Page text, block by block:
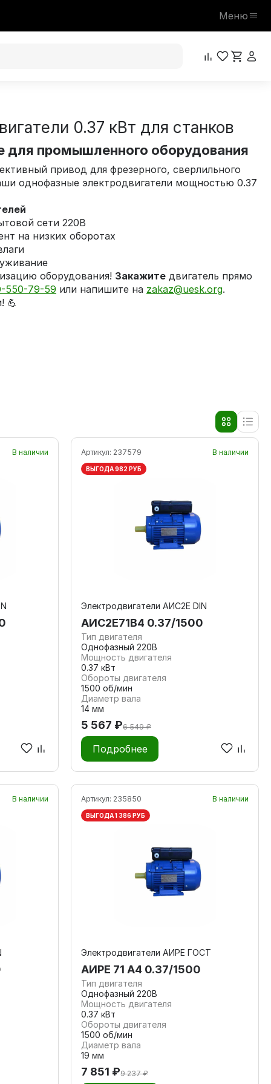
Меню
0.37 кВт для станков
для промышленного оборудования
привод для фрезерного, сверлильного
однофазные электродвигатели мощностью 0.37
сети 220В
на низких оборотах
оборудования! Закажите двигатель прямо
550-79-59 или напишите на zakaz@uesk.org.
💪
В наличии Артикул: 237579 В наличии
ВЫГОДА 982 РУБ
Электродвигатели АИС2Е DIN
АИС2Е71В4 0.37/1500
Тип двигателя
Однофазный 220В
Мощность двигателя
0.37 кВт
Обороты двигателя
1500 об/мин
Диаметр вала
14 мм
5 567 ₽6 549 ₽
Подробнее
В наличии Артикул: 235850 В наличии
ВЫГОДА 1 386 РУБ
Электродвигатели АИРЕ ГОСТ
АИРЕ 71 А4 0.37/1500
Тип двигателя
Однофазный 220В
Мощность двигателя
0.37 кВт
Обороты двигателя
1500 об/мин
Диаметр вала
19 мм
7 851 ₽9 237 ₽